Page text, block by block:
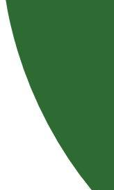
Brez laktoze